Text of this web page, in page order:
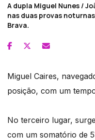
A dupla Miguel Nunes /
nas duas provas
Brava.
Miguel Caires,
posição, com um
No terceiro lugar,
com um somatório de